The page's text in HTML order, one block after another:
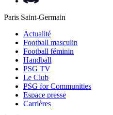
Paris Saint-Germain
Actualité
Football masculin
Football féminin
Handball
PSG TV
Le Club
PSG for Communities
Espace presse
Carrières